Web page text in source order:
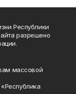
Республики
разрешено
массовой